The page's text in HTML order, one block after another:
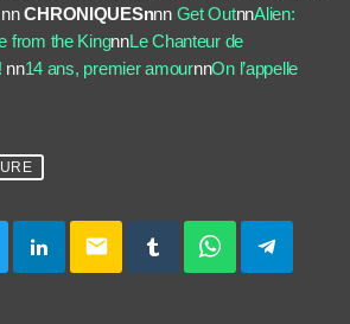
CHRONIQUESnnn Get OutnnAlien:
from the KingnnLe Chanteur de
nn14 ans, premier amournnOn l’appelle
email